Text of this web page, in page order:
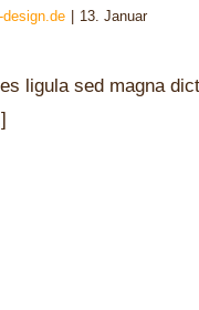
design.de
13. Januar
ligula sed magna